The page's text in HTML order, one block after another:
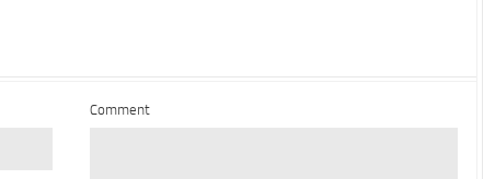
Comment